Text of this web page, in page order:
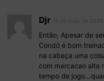
Djr
Então, Apesar de
Condó é bom
na cabeça uma
com marcacao alta
tempo de